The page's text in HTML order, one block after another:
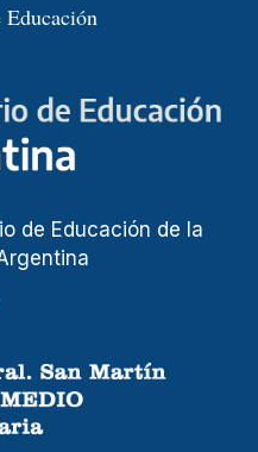
de Educación de la